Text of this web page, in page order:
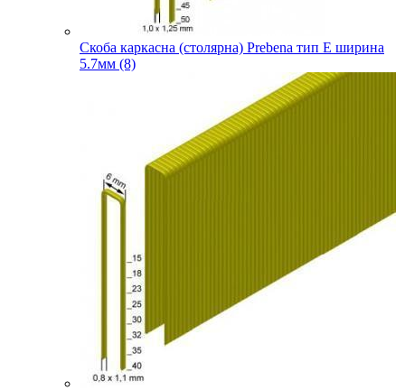
Скоба каркасна (столярна) Prebena тип E ширина
5.7мм (8)